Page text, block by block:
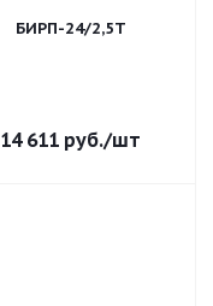
БИРП-24/2,5Т
14 611 руб./шт